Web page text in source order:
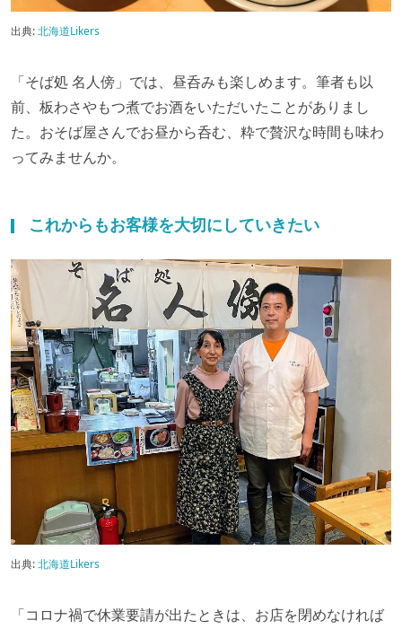
出典:北海道Likers
「そば処 名人傍」では、昼呑みも楽しめます。筆者も以
前、板わさやもつ煮でお酒をいただいたことがありまし
た。おそば屋さんでお昼から呑む、粋で贅沢な時間も味わ
ってみませんか。
これからもお客様を大切にしていきたい
出典:北海道Likers
「コロナ禍で休業要請が出たときは、お店を閉めなければ